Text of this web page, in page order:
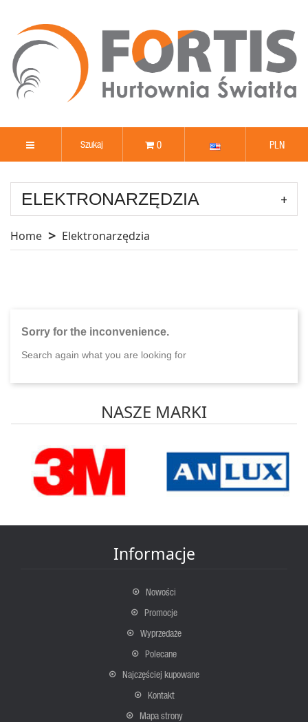
0 PLN
ELEKTRONARZĘDZIA
Home Elektronarzędzia
Sorry for the inconvenience.
Search again what you are looking for
NASZE MARKI
Informacje
Nowości
Promocje
Wyprzedaże
Polecane
Najczęściej kupowane
Kontakt
Mapa strony